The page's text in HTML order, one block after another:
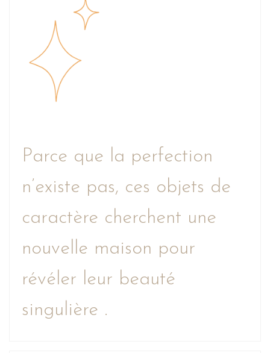
Parce que la perfection
n’existe pas, ces objets de
caractère cherchent une
nouvelle maison pour
révéler leur beauté
singulière .